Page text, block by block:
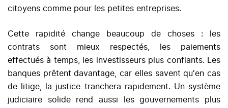
citoyens comme pour les petites entreprises.
Cette rapidité change beaucoup de choses : les
contrats sont mieux respectés, les paiements
effectués à temps, les investisseurs plus confiants. Les
banques prêtent davantage, car elles savent qu'en cas
de litige, la justice tranchera rapidement. Un système
judiciaire solide rend aussi les gouvernements plus